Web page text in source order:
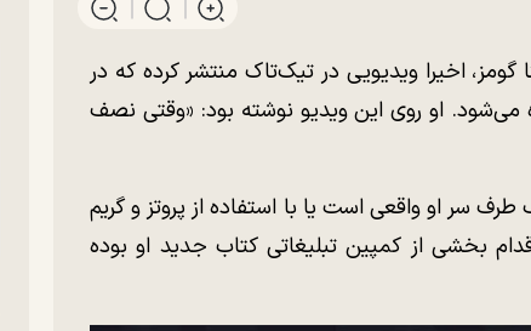
اخیرا ویدیویی در تیک‌تاک منتشر کرده که در
او روی این ویدیو نوشته بود: «وقتی نصف
او واقعی است یا با استفاده از پروتز و گریم
بخشی از کمپین تبلیغاتی کتاب جدید او بوده